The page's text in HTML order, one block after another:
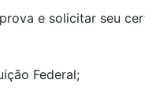
e solicitar seu
Federal;